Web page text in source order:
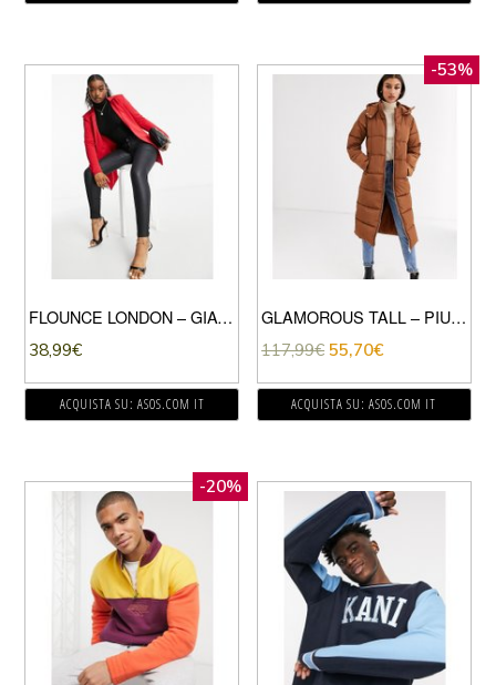
FLOUNCE LONDON – GIACCA ELEGANTE ALLACCIATO IN VITA ROSSO
38,99€
ACQUISTA SU: ASOS.COM IT
-53%
GLAMOROUS TALL – PIUMINO LUNGO-MARRONE
117,99€ 55,70€
ACQUISTA SU: ASOS.COM IT
-20%